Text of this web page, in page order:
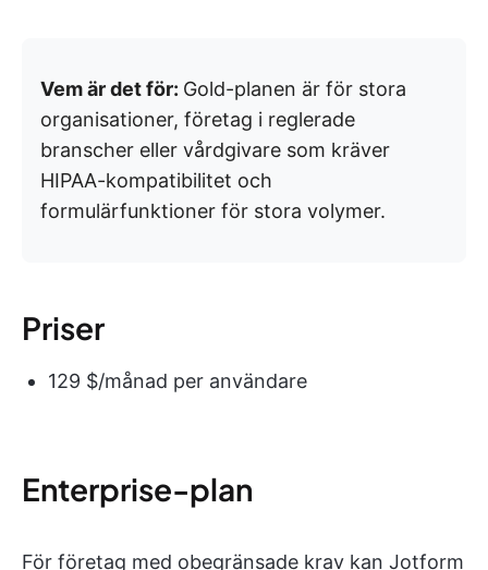
Vem är det för: Gold-planen är för stora
organisationer, företag i reglerade
branscher eller vårdgivare som kräver
HIPAA-kompatibilitet och
formulärfunktioner för stora volymer.
Priser
129 $/månad per användare
Enterprise-plan
För företag med obegränsade krav kan Jotform